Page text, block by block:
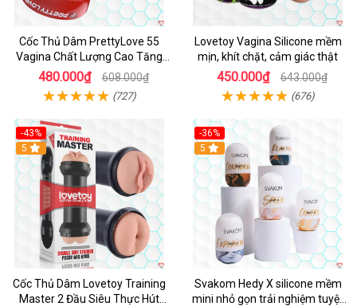
Cốc Thủ Dâm PrettyLove 55
Vagina Chất Lượng Cao Tăng
Khoái Cảm
480.000₫ 608.000₫
(727)
Lovetoy Vagina Silicone mềm
mịn, khít chặt, cảm giác thật
450.000₫ 643.000₫
(676)
-43%
Hot
5
Cốc Thủ Dâm Lovetoy Training
Master 2 Đầu Siêu Thực Hút
-36%
Hot
5
Svakom Hedy X silicone mềm
mini nhỏ gọn trải nghiệm tuyệt